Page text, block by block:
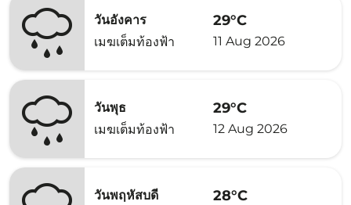
วันอังคาร
เมฆเต็มท้องฟ้า
29°C
11 Aug 2026
วันพุธ
เมฆเต็มท้องฟ้า
29°C
12 Aug 2026
วันพฤหัสบดี
28°C